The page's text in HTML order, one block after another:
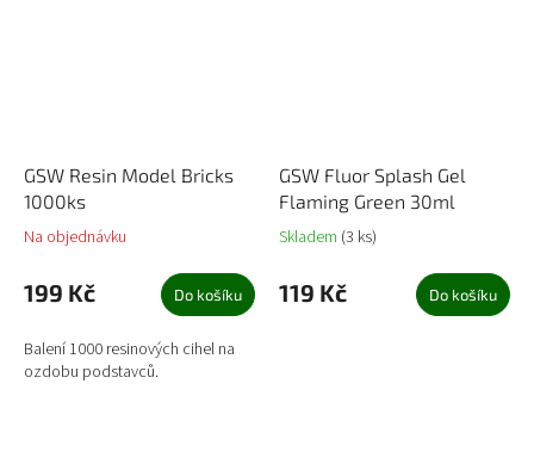
GSW Resin Model Bricks
1000ks
Na objednávku
199 Kč Do košíku
Balení 1000 resinových cihel na
ozdobu podstavců.
GSW Fluor Splash Gel
Flaming Green 30ml
Skladem (3 ks)
119 Kč Do košíku